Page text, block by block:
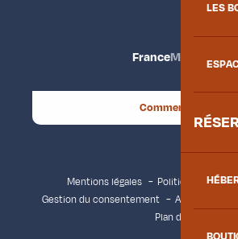
LES
FranceMaurienne
Comment venir ?
Mentions légales
Politique de
Gestion du consentement
Accessibilité :
Plan du site